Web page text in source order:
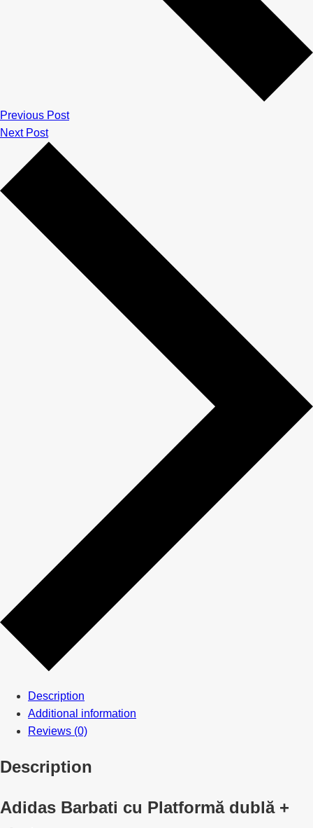
Previous Post
Next Post
Description
Additional information
Reviews (0)
Description
Adidas Barbati cu Platformă dublă +